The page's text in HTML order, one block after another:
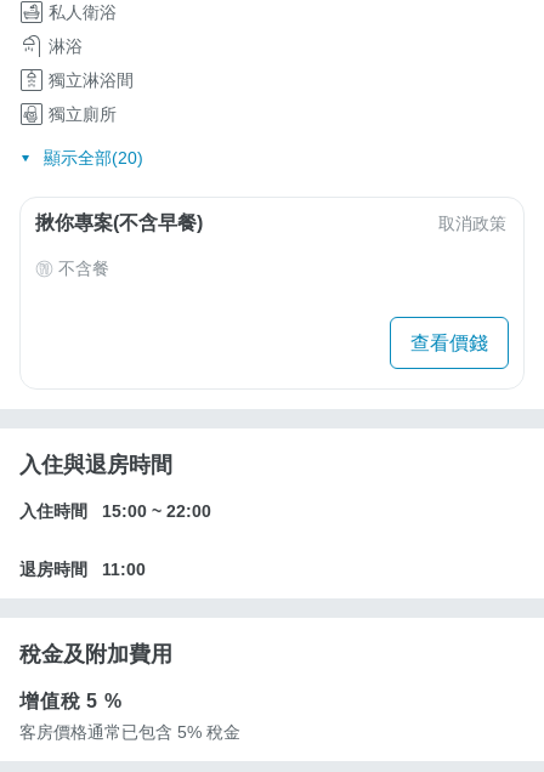
私人衛浴
淋浴
獨立淋浴間
獨立廁所
顯示全部(20)
揪你專案(不含早餐) 取消政策
不含餐
查看價錢
入住與退房時間
入住時間 15:00 ~ 22:00
退房時間 11:00
稅金及附加費用
增值稅5 %
客房價格通常已包含 5% 稅金